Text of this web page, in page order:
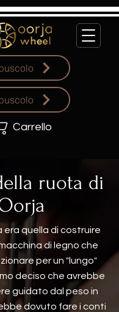
Carrello
ruota di
era quella di costruire
di legno che
per un "lungo"
deciso che avrebbe
guidato dal peso in
dovuto fare i conti